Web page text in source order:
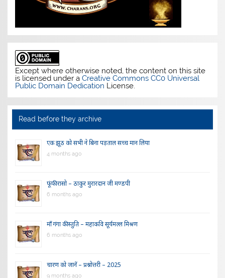
Except where otherwise noted, the content on this site
is licensed under aCreative Commons CC0 Universal
Public Domain Dedication License.
Read before they archive
एक झूठ को सभी ने बिना पड़ताल सच्च मान लिया
4 months ago
फूंफी रासो – ठाकुर मुरारदान जी मण्डपी
6 months ago
माँ गंगा की स्तुति – महाकवि सूर्यमल्ल मिश्रण
6 months ago
चारण को जानें – प्रश्नोत्तरी – 2025
9 months ago